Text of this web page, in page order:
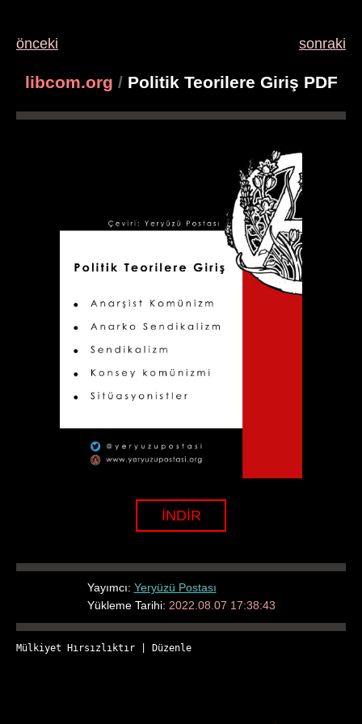
önceki sonraki
libcom.org /Politik Teorilere Giriş PDF
İNDİR
Yayımcı: Yeryüzü Postası
Yükleme Tarihi: 2022.08.07 17:38:43
Mülkiyet Hırsızlıktır Düzenle